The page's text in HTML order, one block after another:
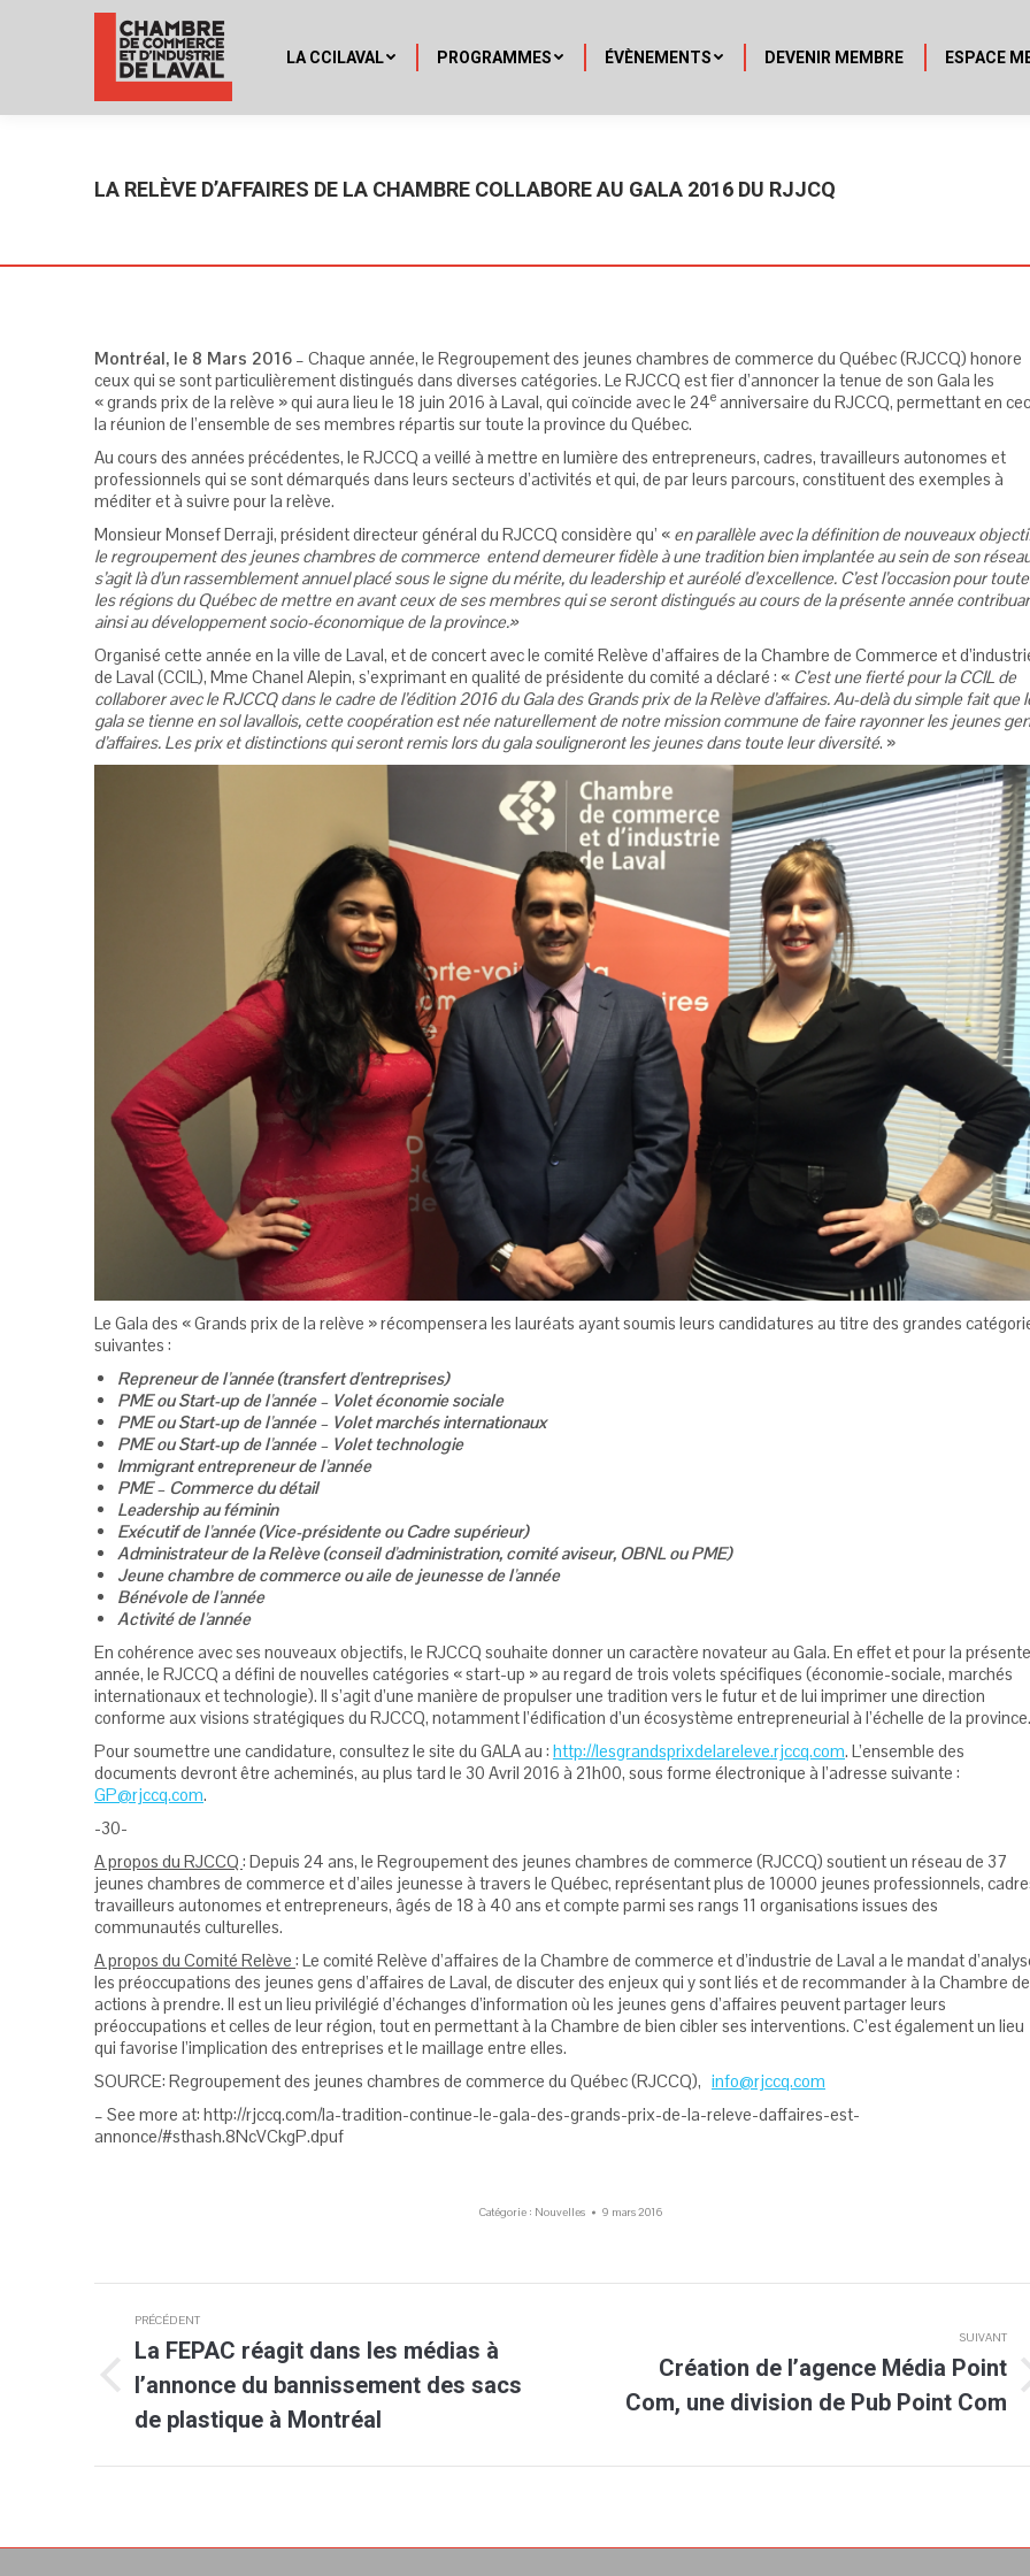
LA CCILAVAL PROGRAMMES ÉVÈNEMENTS DEVENIR MEMBRE ESPACE
LA RELÈVE D’AFFAIRES DE LA CHAMBRE COLLABORE AU GALA 2016 DU RJJCQ
Montréal, le 8 Mars 2016 – Chaque année, le Regroupement des jeunes chambres de commerce du Québec (RJCCQ) honore
ceux qui se sont particulièrement distingués dans diverses catégories. Le RJCCQ est fier d’annoncer la tenue de son Gala les
« grands prix de la relève » qui aura lieu le 18 juin 2016 à Laval, qui coïncide avec le 24e anniversaire du RJCCQ, permettant en
la réunion de l’ensemble de ses membres répartis sur toute la province du Québec.
Au cours des années précédentes, le RJCCQ a veillé à mettre en lumière des entrepreneurs, cadres, travailleurs autonomes et
professionnels qui se sont démarqués dans leurs secteurs d’activités et qui, de par leurs parcours, constituent des exemples à
méditer et à suivre pour la relève.
Monsieur Monsef Derraji, président directeur général du RJCCQ considère qu’ « en parallèle avec la définition de nouveaux
le regroupement des jeunes chambres de commerce entend demeurer fidèle à une tradition bien implantée au sein de son
s’agit là d’un rassemblement annuel placé sous le signe du mérite, du leadership et auréolé d’excellence. C’est l’occasion pour
les régions du Québec de mettre en avant ceux de ses membres qui se seront distingués au cours de la présente année
ainsi au développement socio-économique de la province.»
Organisé cette année en la ville de Laval, et de concert avec le comité Relève d’affaires de la Chambre de Commerce et
de Laval (CCIL), Mme Chanel Alepin, s’exprimant en qualité de présidente du comité a déclaré : « C’est une fierté pour la CCIL de
collaborer avec le RJCCQ dans le cadre de l’édition 2016 du Gala des Grands prix de la Relève d’affaires. Au-delà du simple fait que
gala se tienne en sol lavallois, cette coopération est née naturellement de notre mission commune de faire rayonner les jeunes
d’affaires. Les prix et distinctions qui seront remis lors du gala souligneront les jeunes dans toute leur diversité. »
Le Gala des « Grands prix de la relève » récompensera les lauréats ayant soumis leurs candidatures au titre des grandes
suivantes :
Repreneur de l’année (transfert d’entreprises)
PME ou Start-up de l’année – Volet économie sociale
PME ou Start-up de l’année – Volet marchés internationaux
PME ou Start-up de l’année – Volet technologie
Immigrant entrepreneur de l’année
PME – Commerce du détail
Leadership au féminin
Exécutif de l’année (Vice-présidente ou Cadre supérieur)
Administrateur de la Relève (conseil d’administration, comité aviseur, OBNL ou PME)
Jeune chambre de commerce ou aile de jeunesse de l’année
Bénévole de l’année
Activité de l’année
En cohérence avec ses nouveaux objectifs, le RJCCQ souhaite donner un caractère novateur au Gala. En effet et pour la présente
année, le RJCCQ a défini de nouvelles catégories « start-up » au regard de trois volets spécifiques (économie-sociale, marchés
internationaux et technologie). Il s’agit d’une manière de propulser une tradition vers le futur et de lui imprimer une direction
conforme aux visions stratégiques du RJCCQ, notamment l’édification d’un écosystème entrepreneurial à l’échelle de la province.
Pour soumettre une candidature, consultez le site du GALA au : http://lesgrandsprixdelareleve.rjccq.com. L’ensemble des
documents devront être acheminés, au plus tard le 30 Avril 2016 à 21h00, sous forme électronique à l’adresse suivante :
GP@rjccq.com.
-30-
A propos du RJCCQ : Depuis 24 ans, le Regroupement des jeunes chambres de commerce (RJCCQ) soutient un réseau de 37
jeunes chambres de commerce et d’ailes jeunesse à travers le Québec, représentant plus de 10000 jeunes professionnels,
travailleurs autonomes et entrepreneurs, âgés de 18 à 40 ans et compte parmi ses rangs 11 organisations issues des
communautés culturelles.
A propos du Comité Relève : Le comité Relève d’affaires de la Chambre de commerce et d’industrie de Laval a le mandat
les préoccupations des jeunes gens d’affaires de Laval, de discuter des enjeux qui y sont liés et de recommander à la Chambre
actions à prendre. Il est un lieu privilégié d’échanges d’information où les jeunes gens d’affaires peuvent partager leurs
préoccupations et celles de leur région, tout en permettant à la Chambre de bien cibler ses interventions. C’est également un lieu
qui favorise l’implication des entreprises et le maillage entre elles.
SOURCE: Regroupement des jeunes chambres de commerce du Québec (RJCCQ), info@rjccq.com
– See more at: http://rjccq.com/la-tradition-continue-le-gala-des-grands-prix-de-la-releve-daffaires-est-
annonce/#sthash.8NcVCkgP.dpuf
Catégorie : Nouvelles 9 mars 2016
Navigation
article
PRÉCÉDENT
Article
précédent
:
La FEPAC réagit dans les médias à
l’annonce du bannissement des sacs
de plastique à Montréal
SUIVANT
suivant
Création de l’agence Média Point
Com, une division de Pub Point Com